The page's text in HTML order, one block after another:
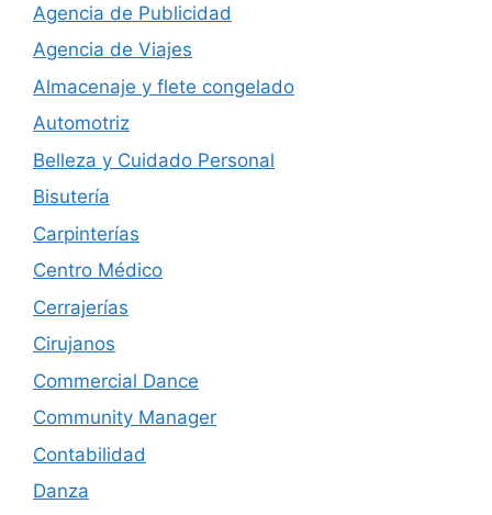
Agencia de Publicidad
Agencia de Viajes
Almacenaje y flete congelado
Automotriz
Belleza y Cuidado Personal
Bisutería
Carpinterías
Centro Médico
Cerrajerías
Cirujanos
Commercial Dance
Community Manager
Contabilidad
Danza